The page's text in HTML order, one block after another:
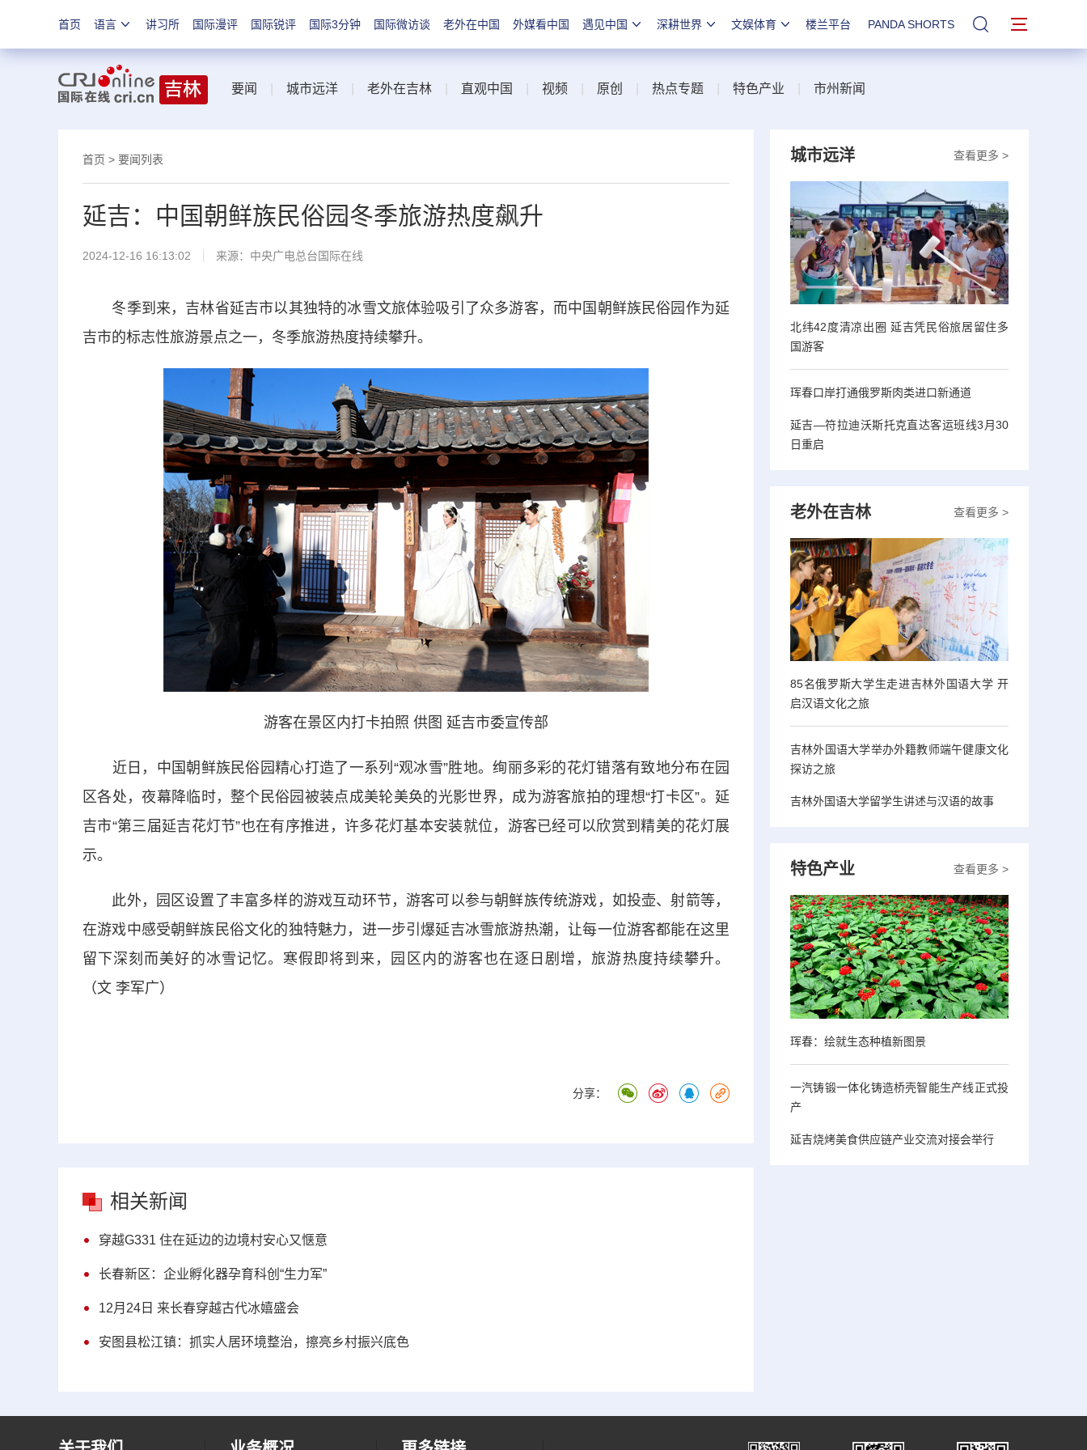
首页 语言 讲习所 国际漫评 国际锐评 国际3分钟 国际微访谈 老外在中国 外媒看中国 遇见中国 深耕世界 文娱体育 楼兰平台 PANDA SHORTS 站内搜索
要闻 城市远洋 老外在吉林 直观中国 视频 原创 热点专题 特色产业 市州新闻
首页 > 要闻列表
延吉：中国朝鲜族民俗园冬季旅游热度飙升
2024-12-16 16:13:02 来源：中央广电总台国际在线
冬季到来，吉林省延吉市以其独特的冰雪文旅体验吸引了众多游客，而中国朝鲜族民俗园作为延
吉市的标志性旅游景点之一，冬季旅游热度持续攀升。
游客在景区内打卡拍照 供图 延吉市委宣传部
近日，中国朝鲜族民俗园精心打造了一系列“观冰雪”胜地。绚丽多彩的花灯错落有致地分布在园
区各处，夜幕降临时，整个民俗园被装点成美轮美奂的光影世界，成为游客旅拍的理想“打卡区”。延
吉市“第三届延吉花灯节”也在有序推进，许多花灯基本安装就位，游客已经可以欣赏到精美的花灯展
示。
此外，园区设置了丰富多样的游戏互动环节，游客可以参与朝鲜族传统游戏，如投壶、射箭等，
在游戏中感受朝鲜族民俗文化的独特魅力，进一步引爆延吉冰雪旅游热潮，让每一位游客都能在这里
留下深刻而美好的冰雪记忆。寒假即将到来，园区内的游客也在逐日剧增，旅游热度持续攀升。
（文 李军广）
分享：
相关新闻
穿越G331 住在延边的边境村安心又惬意
长春新区：企业孵化器孕育科创“生力军”
12月24日 来长春穿越古代冰嬉盛会
安图县松江镇：抓实人居环境整治，擦亮乡村振兴底色
查看更多 >
城市远洋
北纬42度清凉出圈 延吉凭民俗旅居留住多
国游客
珲春口岸打通俄罗斯肉类进口新通道
延吉—符拉迪沃斯托克直达客运班线3月30
日重启
查看更多 >
老外在吉林
85名俄罗斯大学生走进吉林外国语大学 开
启汉语文化之旅
吉林外国语大学举办外籍教师端午健康文化
探访之旅
吉林外国语大学留学生讲述与汉语的故事
查看更多 >
特色产业
珲春：绘就生态种植新图景
一汽铸锻一体化铸造桥壳智能生产线正式投
产
延吉烧烤美食供应链产业交流对接会举行